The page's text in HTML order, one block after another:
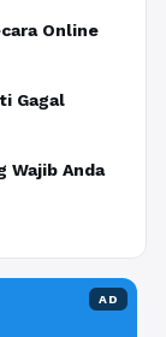
Online
Gagal
Wajib Anda
AD